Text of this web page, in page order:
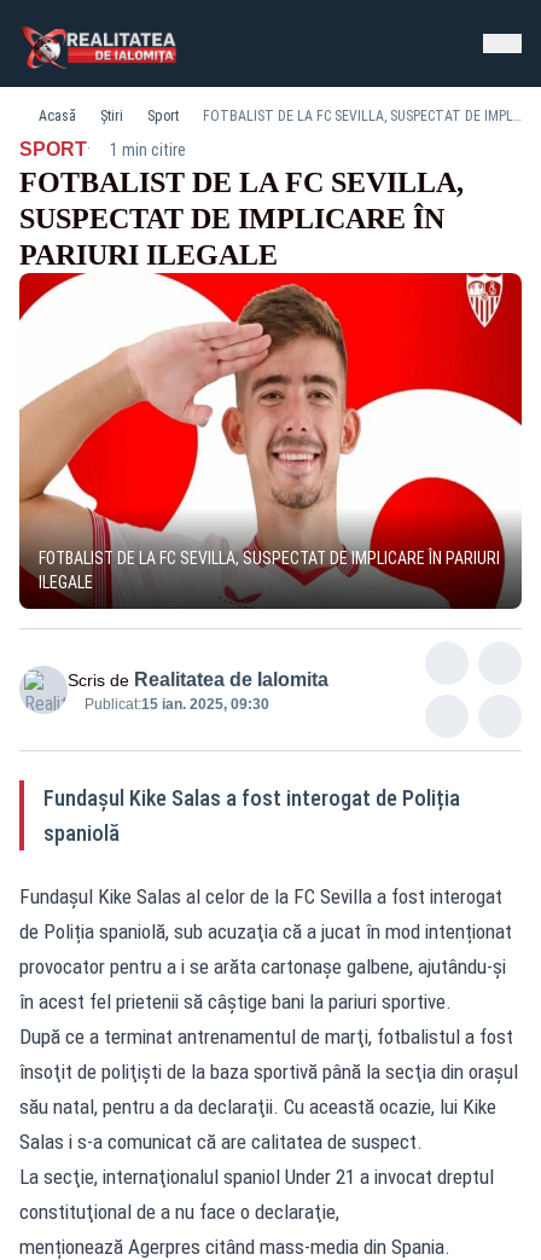
Acasă Știri Sport FOTBALIST DE LA FC SEVILLA, SUSPECTAT DE IMPLICARE ÎN PARIURI ILEGALE
SPORT· 1 min citire
FOTBALIST DE LA FC SEVILLA,
SUSPECTAT DE IMPLICARE ÎN
PARIURI ILEGALE
FOTBALIST DE LA FC SEVILLA, SUSPECTAT DE IMPLICARE ÎN PARIURI
ILEGALE
Scris de Realitatea de Ialomita
Publicat:15 ian. 2025, 09:30
Fundaşul Kike Salas a fost interogat de Poliția
spaniolă
Fundaşul Kike Salas al celor de la FC Sevilla a fost interogat
de Poliția spaniolă, sub acuzaţia că a jucat în mod intenționat
provocator pentru a i se arăta cartonaşe galbene, ajutându-și
în acest fel prietenii să câştige bani la pariuri sportive.
După ce a terminat antrenamentul de marţi, fotbalistul a fost
însoţit de poliţişti de la baza sportivă până la secţia din oraşul
său natal, pentru a da declaraţii. Cu această ocazie, lui Kike
Salas i s-a comunicat că are calitatea de suspect.
La secţie, internaţionalul spaniol Under 21 a invocat dreptul
constituţional de a nu face o declaraţie,
menționează Agerpres citând mass-media din Spania.